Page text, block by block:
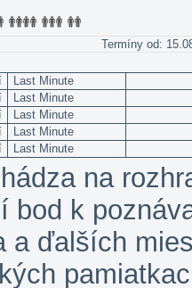
Termíny od:
Last Minute
Last Minute
Last Minute
Last Minute
Last Minute
na
bod k
a ďalších